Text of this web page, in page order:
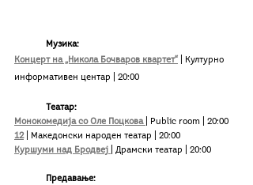
Музика:
Концерт на „Никола Бочваров квартет“ | Културно
информативен центар | 20:00
Театар:
Монокомедија со Оле Поцкова
| Public room | 20:00
12 | Македонски народен театар | 20:00
Куршуми над Бродвеј
| Драмски театар | 20:00
	Предавање: